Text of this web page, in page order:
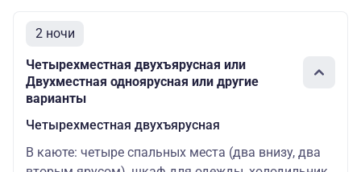
2 ночи
Четырехместная двухъярусная или
Двухместная одноярусная или другие
варианты
Четырехместная двухъярусная
В каюте: четыре спальных места (два внизу, два